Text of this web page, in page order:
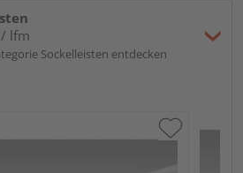
lfm
Sockelleisten entdecken